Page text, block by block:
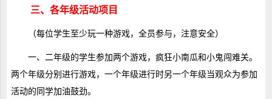
三、各年级活动项目
（每位学生至少玩一种游戏，全员参与，注意安全）
一、二年级的学生参加两个游戏，疯狂小南瓜和小鬼闯难关。
两个年级分别进行游戏，一个年级进行时另一个年级当观众为参加
活动的同学加油鼓劲。